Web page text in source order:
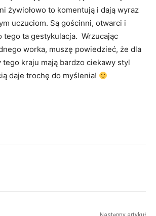
żywiołowo to komentują i dają wyraz
uczuciom. Są gościnni, otwarci i
tego ta gestykulacja. Wrzucając
worka, muszę powiedzieć, że dla
tego kraju mają bardzo ciekawy styl
daje trochę do myślenia!